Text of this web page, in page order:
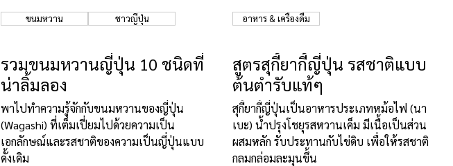
ขนมหวาน ชาวญี่ปุ่น
รวมขนมหวานญี่ปุ่น 10 ชนิดที่
น่าลิ้มลอง
พาไปทำความรู้จักกับขนมหวานของญี่ปุ่น
(Wagashi) ที่เต็มเปี่ยมไปด้วยความเป็น
เอกลักษณ์และรสชาติของความเป็นญี่ปุ่นแบบ
ดั้งเดิม
อาหาร & เครื่องดื่ม
สูตรสุกี้ยากี้ญี่ปุ่น รสชาติแบบ
ต้นตำรับแท้ๆ
สุกี้ยากี้ญี่ปุ่นเป็นอาหารประเภทหม้อไฟ (นา
เบะ) น้ำปรุงโชยุรสหวานเค็ม มีเนื้อเป็นส่วน
ผสมหลัก รับประทานกับไข่ดิบ เพื่อให้รสชาติ
กลมกล่อมละมุนขึ้น